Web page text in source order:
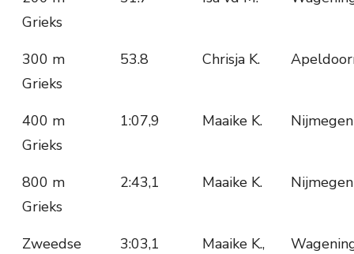
Grieks
300 m
Grieks
53.8 Chrisja K.
400 m
Grieks
1:07,9 Maaike K. Nijmegen
800 m
Grieks
2:43,1 Maaike K. Nijmegen
Zweedse
3:03,1
Maaike K.,